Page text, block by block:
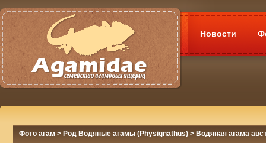
Новости
Фото агам > Род Водяные агамы (Physignathus) > Водяная агама